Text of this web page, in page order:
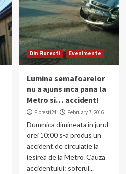
Din Floresti Evenimente
Lumina semafoarelor
nu a ajuns inca pana la
Metro si… accident!
Floresti24 February 7, 2016
Duminica dimineata in jurul
orei 10:00 s-a produs un
accident de circulatie la
iesirea de la Metro. Cauza
accidentului: soferul...